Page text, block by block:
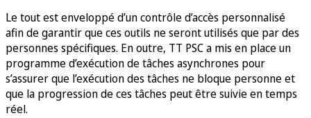
Le tout est enveloppé d’un contrôle d’accès personnalisé
afin de garantir que ces outils ne seront utilisés que par des
personnes spécifiques. En outre, TT PSC a mis en place un
programme d’exécution de tâches asynchrones pour
s’assurer que l’exécution des tâches ne bloque personne et
que la progression de ces tâches peut être suivie en temps
réel.